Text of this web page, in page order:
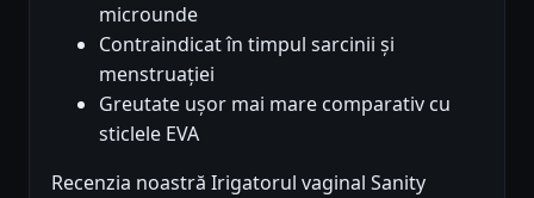
microunde
Contraindicat în timpul sarcinii și
menstruației
Greutate ușor mai mare comparativ cu
sticlele EVA
Recenzia noastră Irigatorul vaginal Sanity